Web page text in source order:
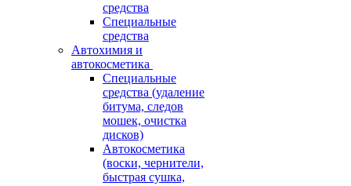
средства
Специальные
средства
Автохимия и
автокосметика
Специальные
средства (удаление
битума, следов
мошек, очистка
дисков)
Автокосметика
(воски, чернители,
быстрая сушка,